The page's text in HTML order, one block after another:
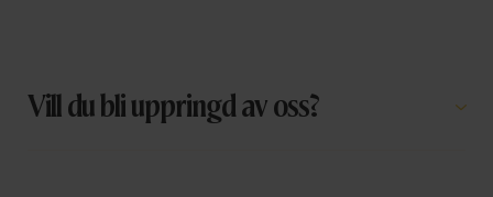
Vill du bli uppringd av oss?